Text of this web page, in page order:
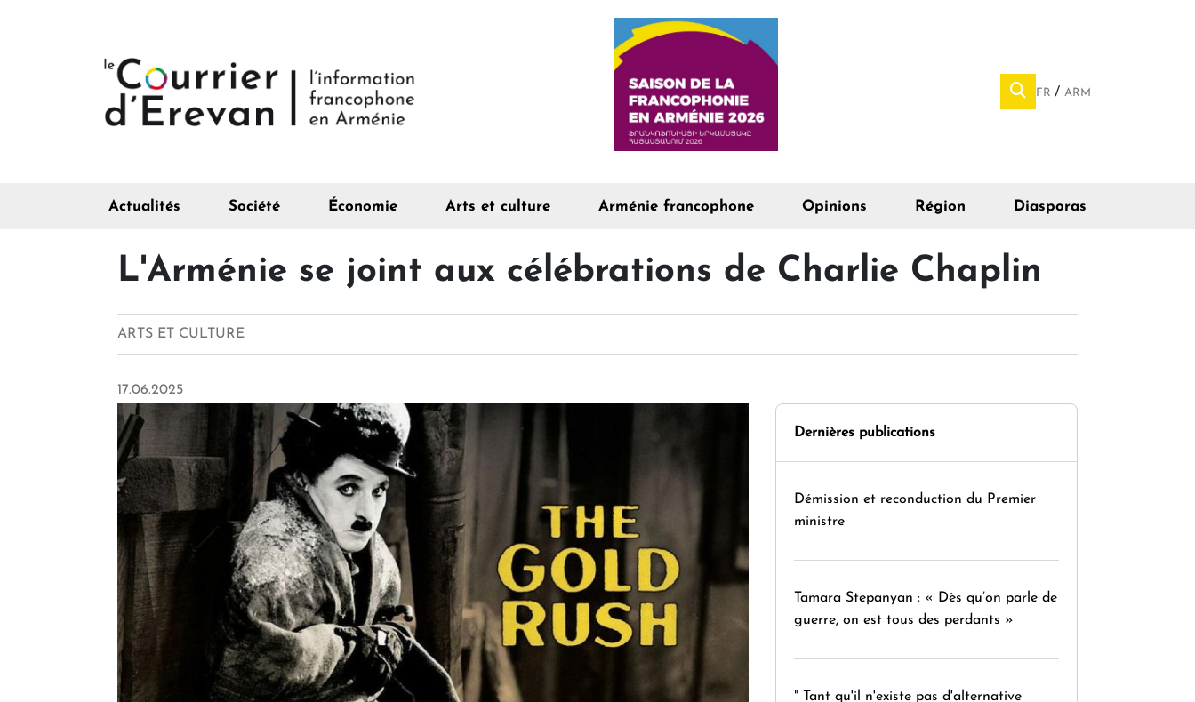
FR ARM
Actualités Société Économie Arts et culture Arménie francophone Opinions Région Diasporas
L'Arménie se joint aux célébrations de Charlie Chaplin
ARTS ET CULTURE
17.06.2025
Dernières publications
Démission et reconduction du Premier
ministre
Tamara Stepanyan : « Dès qu’on parle de
guerre, on est tous des perdants »
" Tant qu'il n'existe pas d'alternative